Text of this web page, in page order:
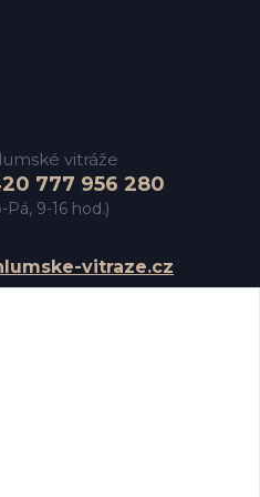
vitráže
777 956 280
Pá, 9-16 hod.)
vitraze.cz